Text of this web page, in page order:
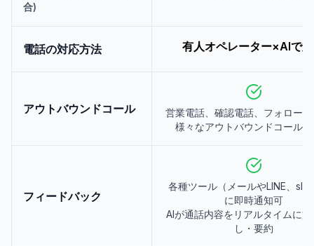
合)
電話の対応方法 有人オペレーター×AIで
アウトバウンドコール
営業電話、確認電話、フォロー
様々なアウトバウンドコール
フィードバック
各種ツール（メールやLINE、
に即時通知可
AIが通話内容をリアルタイムに
し・要約